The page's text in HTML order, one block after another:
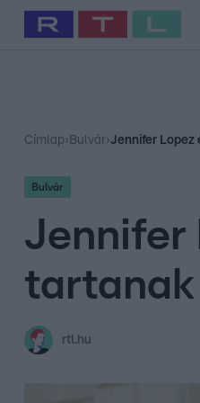
Babits Marcella Szellő
Címlap› Bulvár›Jennifer Lopez
Bulvár
Jennifer
tartanak
rtl.hu